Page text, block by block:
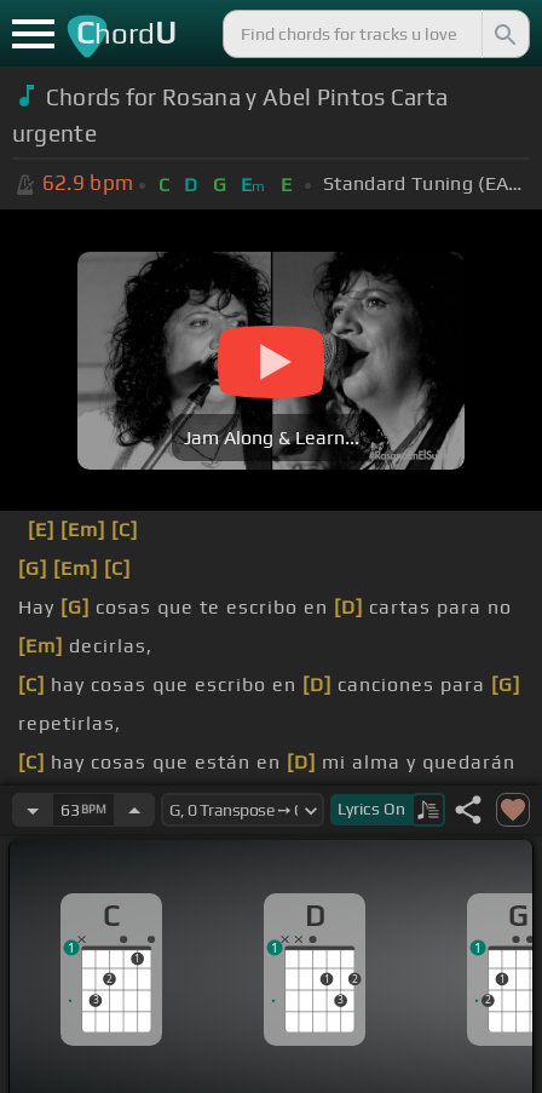
ChordU
Chords for Rosana y Abel Pintos Carta
urgente
62.9 bpm C D G Em E Standard Tuning (EADGBE)
Jam Along & Learn...
[E] [Em] [C]
[G] [Em] [C]
Hay [G] cosas que te escribo en [D] cartas para no
[Em] decirlas,
[C] hay cosas que escribo en [D] canciones para [G]
repetirlas,
[C] hay cosas que están en [D] mi alma y quedarán
[Bm]contigo cuando me [Em]
haya ido,
la cama,[G]hay
hay cosas que escribo contigo,
hay cosas
que sin[E]ti no valen,
llegando[D] tan tarde,
63 BPM Lyrics On
C
3
2
1
1
D
1
3
2
1
G
2
1
1